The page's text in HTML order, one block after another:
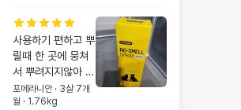
사용하기 편하고 뿌
릴때 한 곳에 뭉쳐
서 뿌려지지않아 좋
네요. 특히 무향이
라 뿌리고 나서 머
포메라니안 · 3살 7개
월 · 1.76kg